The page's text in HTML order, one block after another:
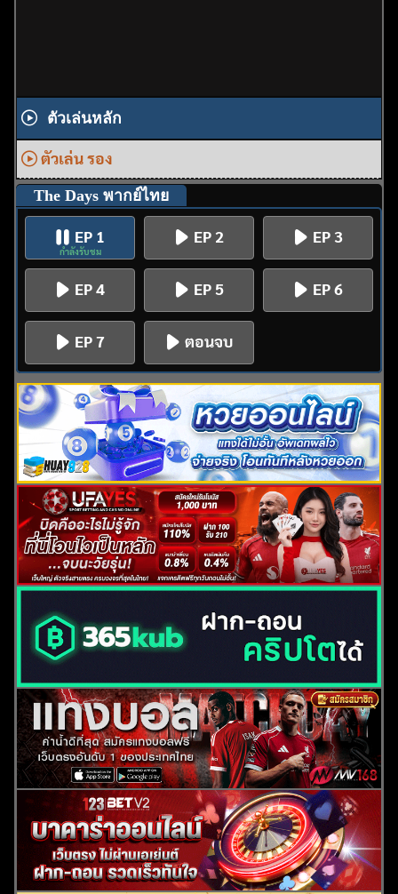
ตัวเล่นหลัก
ตัวเล่น รอง
The Days พากย์ไทย
EP 1
กำลังรับชม
EP 2 EP 3
EP 4 EP 5 EP 6
EP 7 ตอนจบ